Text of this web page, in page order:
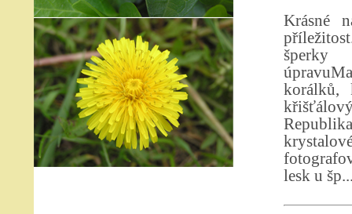
Krásné
šperky
korálků,
lesk u